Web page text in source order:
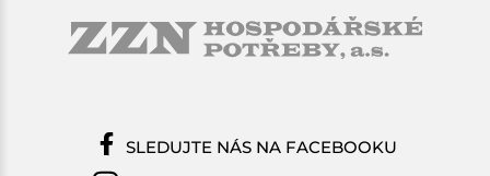
SLEDUJTE NÁS NA FACEBOOKU